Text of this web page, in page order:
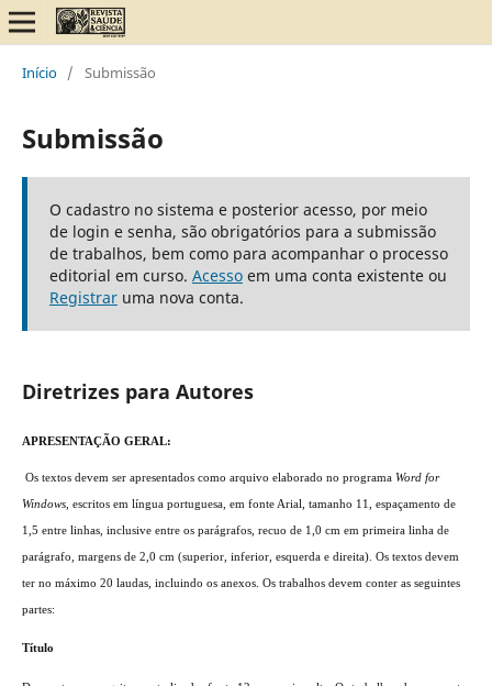
Início / Submissão
Submissão
O cadastro no sistema e posterior acesso, por meio
de login e senha, são obrigatórios para a submissão
de trabalhos, bem como para acompanhar o processo
editorial em curso. Acessoem uma conta existente ou
Registraruma nova conta.
Diretrizes para Autores
APRESENTAÇÃO GERAL:
Os textos devem ser apresentados como arquivo elaborado no programa Word for
Windows, escritos em língua portuguesa, em fonte Arial, tamanho 11, espaçamento de
1,5 entre linhas, inclusive entre os parágrafos, recuo de 1,0 cm em primeira linha de
parágrafo, margens de 2,0 cm (superior, inferior, esquerda e direita). Os textos devem
ter no máximo 20 laudas, incluindo os anexos. Os trabalhos devem conter as seguintes
partes:
Título